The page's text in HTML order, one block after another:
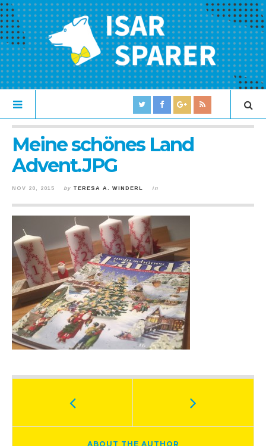
Meine schönes Land
Advent.JPG
NOV 20, 2015 by TERESA A. WINDERL in
ABOUT THE AUTHOR